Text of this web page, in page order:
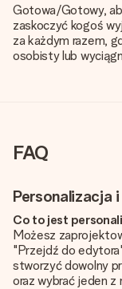
Gotowa/Gotowy,
zaskoczyć kogoś
za każdym razem,
osobisty lub
FAQ
Personalizacja
Co to jest
Możesz
"Przejdź do
stworzyć dowolny
oraz wybrać jeden z